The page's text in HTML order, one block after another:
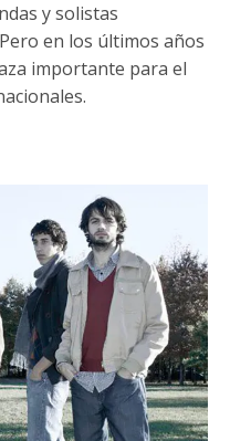
y solistas
en los últimos años
importante para el